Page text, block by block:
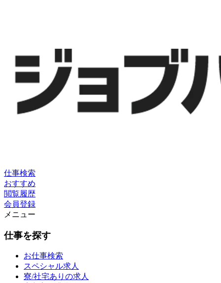
仕事検索
おすすめ
閲覧履歴
会員登録
メニュー
仕事を探す
お仕事検索
スペシャル求人
寮/社宅ありの求人